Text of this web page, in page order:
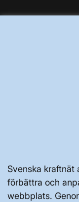
Svenska kraftnät
förbättra och
webbplats.
Vår